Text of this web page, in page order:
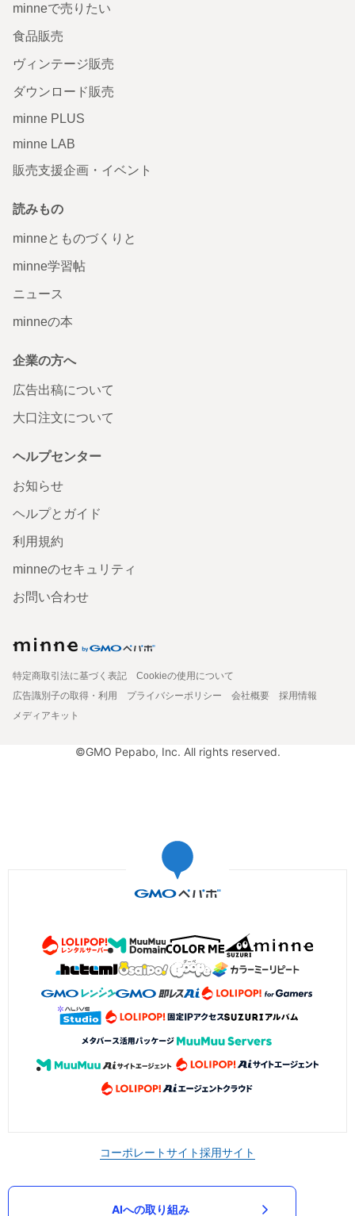
minneで売りたい
食品販売
ヴィンテージ販売
ダウンロード販売
minne PLUS
minne LAB
販売支援企画・イベント
読みもの
minneとものづくりと
minne学習帖
ニュース
minneの本
企業の方へ
広告出稿について
大口注文について
ヘルプセンター
お知らせ
ヘルプとガイド
利用規約
minneのセキュリティ
お問い合わせ
特定商取引法に基づく表記
Cookieの使用について
広告識別子の取得・利用
プライバシーポリシー 会社概要
採用情報
メディアキット
©GMO Pepabo, Inc. All rights reserved.
コーポレートサイト採用サイト
AIへの取り組み